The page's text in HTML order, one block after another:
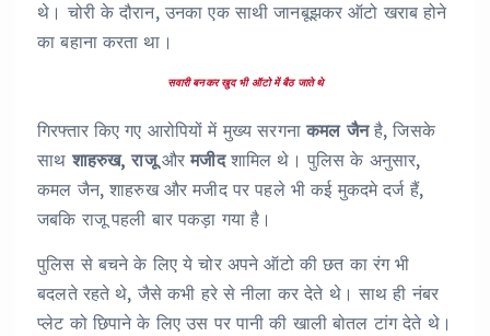
थे। चोरी के दौरान, उनका एक साथी जानबूझकर ऑटो खराब होने
का बहाना करता था।
सवारी बनकर खुद भी ऑटो में बैठ जाते थे
गिरफ्तार किए गए आरोपियों में मुख्य सरगनाकमल जैनहै, जिसके
साथशाहरुख, राजूऔरमजीदशामिल थे। पुलिस के अनुसार,
कमल जैन, शाहरुख और मजीद पर पहले भी कई मुकदमे दर्ज हैं,
जबकि राजू पहली बार पकड़ा गया है।
पुलिस से बचने के लिए ये चोर अपने ऑटो की छत का रंग भी
बदलते रहते थे, जैसे कभी हरे से नीला कर देते थे। साथ ही नंबर
प्लेट को छिपाने के लिए उस पर पानी की खाली बोतल टांग देते थे।